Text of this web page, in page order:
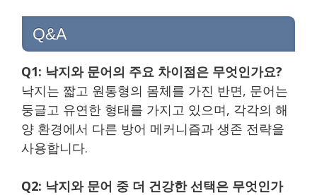
Q&A
Q1: 낙지와 문어의 주요 차이점은 무엇인가요?
낙지는 짧고 원통형의 몸체를 가진 반면, 문어는
둥글고 유연한 형태를 가지고 있으며, 각각의 해
양 환경에서 다른 방어 메커니즘과 생존 전략을
사용합니다.
Q2: 낙지와 문어 중 더 건강한 선택은 무엇인가